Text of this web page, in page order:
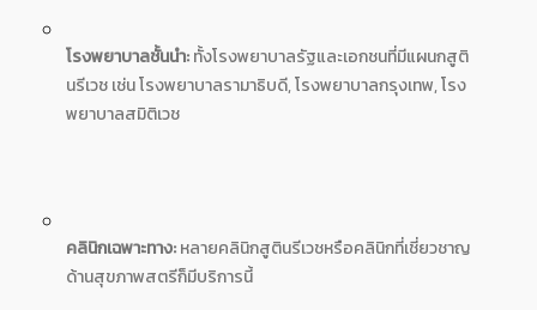
โรงพยาบาลชั้นนำ:ทั้งโรงพยาบาลรัฐและเอกชนที่มีแผนกสูติ
นรีเวช เช่น โรงพยาบาลรามาธิบดี, โรงพยาบาลกรุงเทพ, โรง
พยาบาลสมิติเวช
คลินิกเฉพาะทาง:หลายคลินิกสูตินรีเวชหรือคลินิกที่เชี่ยวชาญ
ด้านสุขภาพสตรีก็มีบริการนี้